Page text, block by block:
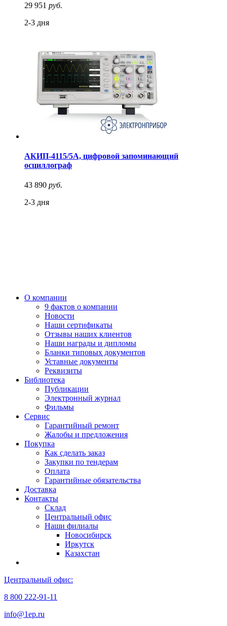
29 951 руб.
2-3 дня
АКИП-4115/5А, цифровой запоминающий
осциллограф
43 890 руб.
2-3 дня
О компании
9 фактов о компании
Новости
Наши сертификаты
Отзывы наших клиентов
Наши награды и дипломы
Бланки типовых документов
Уставные документы
Реквизиты
Библиотека
Публикации
Электронный журнал
Фильмы
Сервис
Гарантийный ремонт
Жалобы и предложения
Покупка
Как сделать заказ
Закупки по тендерам
Оплата
Гарантийные обязательства
Доставка
Контакты
Склад
Центральный офис
Наши филиалы
Новосибирск
Иркутск
Казахстан
Центральный офис:
8 800 222-91-11
info@1ep.ru